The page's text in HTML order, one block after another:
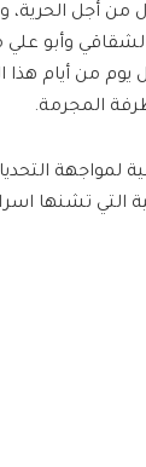
من أجل
الشقاقي وأبو
يوم من أيام
المجرمة.
لمواجهة
التي تشنها